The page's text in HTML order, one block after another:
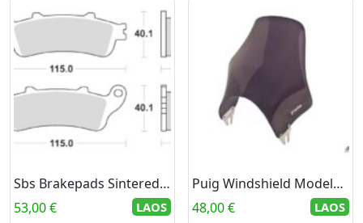
Sbs Brakepads Sintered rear
53,00€ LAOS
Puig Windshield Modelo Naked C/Dark Smoke
48,00€ LAOS